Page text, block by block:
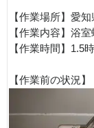
【作業場所】愛
【作業内容】浴
【作業時間】1.5
【作業前の状況】